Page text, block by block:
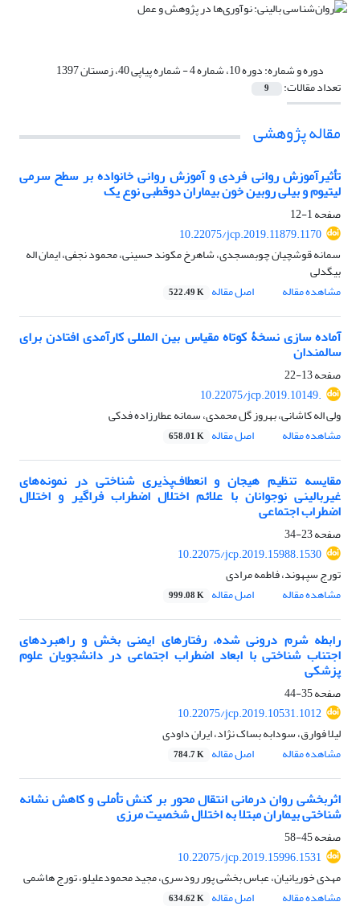
دوره و شماره:دوره 10، شماره 4 - شماره پیاپی 40، زمستان 1397
تعداد مقالات: 9
مقاله پژوهشی
تأثیرآموزش روانی فردی و آموزش روانی خانواده بر سطح سرمی
لیتیوم و بیلی روبین خون بیماران دوقطبی نوع یک
صفحه1-12
10.22075/jcp.2019.11879.1170
سمانه قوشچیان چوبمسجدی، شاهرخ مکوند حسینی، محمود نجفی، ایمان اله
بیگدلی
مشاهده مقاله
اصل مقاله 522.49 K
آماده سازی نسخۀ کوتاه مقیاس بین المللی کارآمدی افتادن برای
سالمندان
صفحه13-22
10.22075/jcp.2019.10149.
ولی اله کاشانی، بهروز گل محمدی، سمانه عطارزاده فدکی
مشاهده مقاله
اصل مقاله 658.01 K
مقایسه تنظیم هیجان و انعطاف‌پذیری شناختی در نمونه‌های
غیربالینی نوجوانان با علائم اختلال اضطراب فراگیر و اختلال
اضطراب اجتماعی
صفحه23-34
10.22075/jcp.2019.15988.1530
تورج سپهوند، فاطمه مرادی
مشاهده مقاله
اصل مقاله 999.08 K
رابطه شرم درونی شده، رفتارهای ایمنی بخش و راهبردهای
اجتناب شناختی با ابعاد اضطراب اجتماعی در دانشجویان علوم
پزشکی
صفحه35-44
10.22075/jcp.2019.10531.1012
لیلا فوارق، سودابه بساک نژاد، ایران داودی
مشاهده مقاله
اصل مقاله 784.7 K
اثربخشی روان درمانی انتقال محور بر کنش تأملی و کاهش نشانه
شناختی بیماران مبتلا به اختلال شخصیت مرزی
صفحه45-58
10.22075/jcp.2019.15996.1531
مهدی خوریانیان، عباس بخشی پور رودسری، مجید محمودعلیلو، تورج هاشمی
مشاهده مقاله
اصل مقاله 634.62 K